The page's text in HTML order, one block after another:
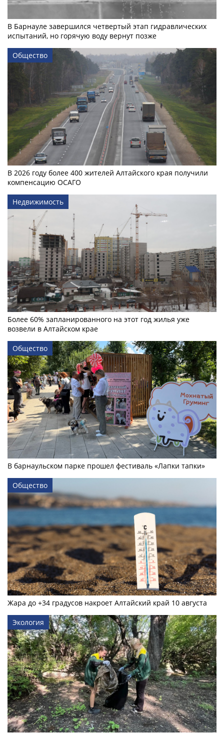
В Барнауле завершился четвертый этап гидравлических
испытаний, но горячую воду вернут позже
Общество
В 2026 году более 400 жителей Алтайского края получили
компенсацию ОСАГО
Недвижимость
Более 60% запланированного на этот год жилья уже
возвели в Алтайском крае
Общество
В барнаульском парке прошел фестиваль «Лапки тапки»
Общество
Жара до +34 градусов накроет Алтайский край 10 августа
Экология